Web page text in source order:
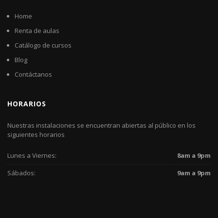
Home
Renta de aulas
Catálogo de cursos
Blog
Contáctanos
HORARIOS
Nuestras instalaciones se encuentran abiertas al público en los
siguientes horarios
Lunes a Viernes:
8am a 9pm
Sábados:
9am a 9pm